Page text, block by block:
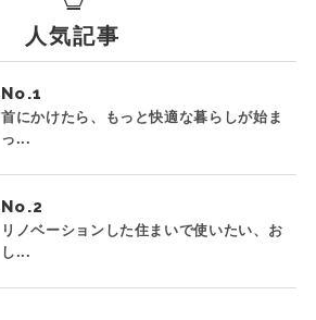
人気記事
No.
首にかけたら、もっと快適な暮らしが始ま
っ...
No.
リノベーションした住まいで使いたい、お
し...